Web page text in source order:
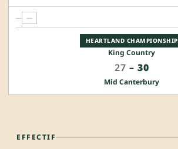
HEARTLAND CHAMPIONSHIP
King Country
27 – 30
Mid Canterbury
— —
EFFECTIF